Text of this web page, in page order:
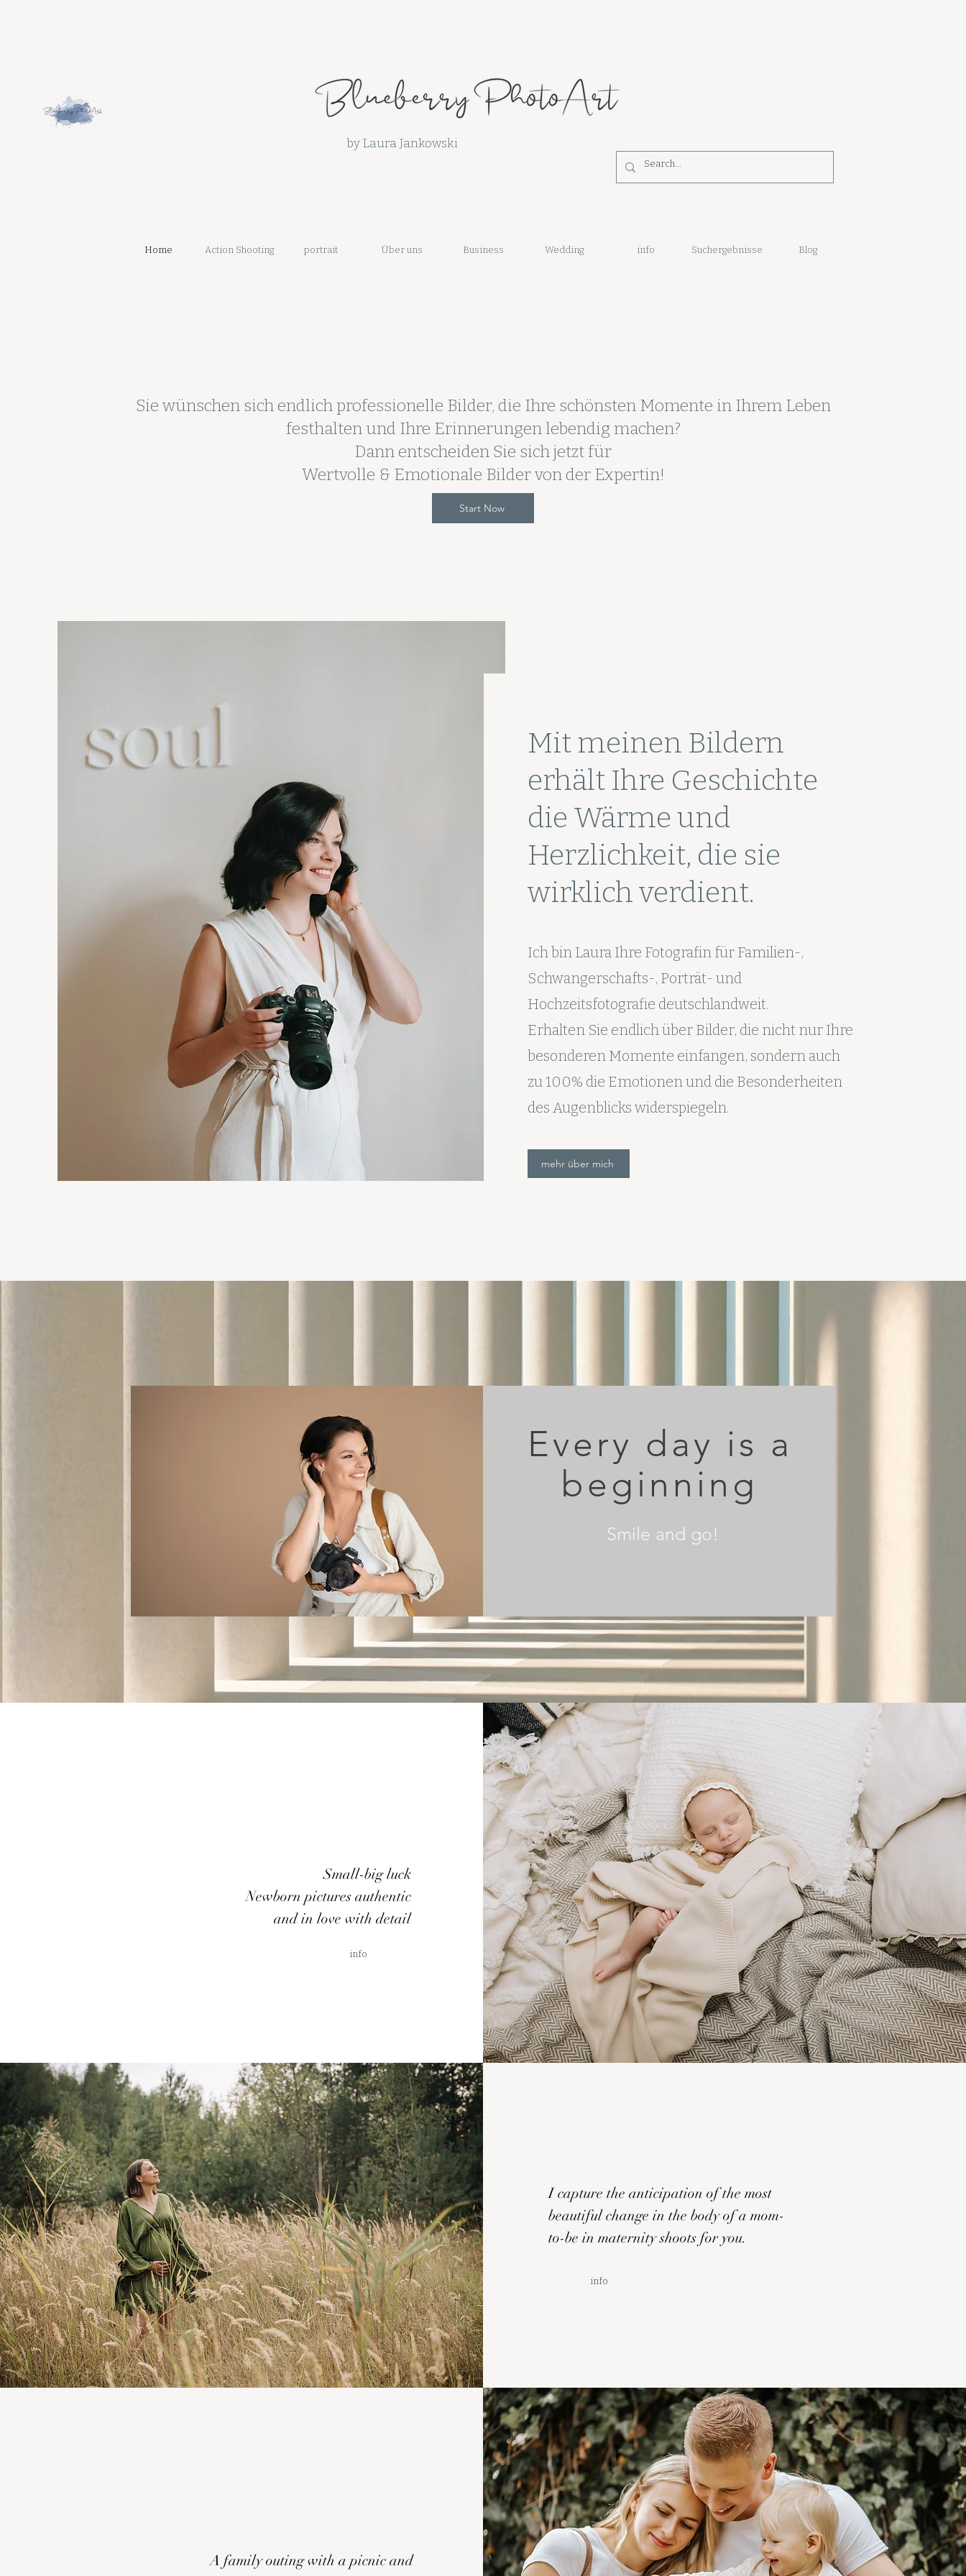
by Laura Jankowski
Home Action Shooting portrait Über uns Business Wedding info Suchergebnisse Blog
Sie wünschen sich endlich professionelle Bilder, die Ihre schönsten Momente in Ihrem Leben
festhalten und Ihre Erinnerungen lebendig machen?
Dann entscheiden Sie sich jetzt für
Wertvolle & Emotionale Bilder von der Expertin!
Start Now
Mit meinen Bildern
erhält Ihre Geschichte
die Wärme und
Herzlichkeit, die sie
wirklich verdient.
Ich bin Laura Ihre Fotografin für Familien-,
Schwangerschafts-, Porträt- und
Hochzeitsfotografie deutschlandweit.
Erhalten Sie endlich über Bilder, die nicht nur Ihre
besonderen Momente einfangen, sondern auch
zu 100% die Emotionen und die Besonderheiten
des Augenblicks widerspiegeln.
mehr über mich
Every day is a
beginning
Smile and go!
Small-big luck
Newborn pictures authentic
and in love with detail
info
I capture the anticipation of the most
beautiful change in the body of a mom-
to-be in maternity shoots for you.
info
A family outing with a picnic and